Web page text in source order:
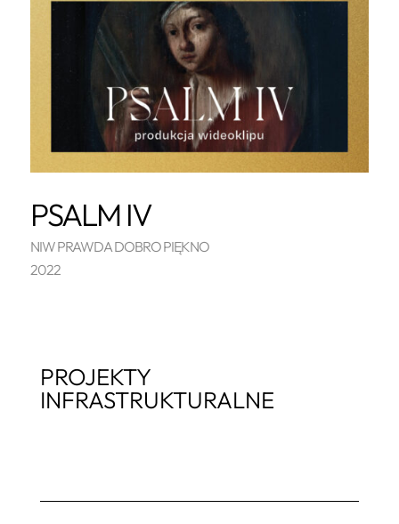
PSALM IV
NIW PRAWDA DOBRO PIĘKNO
2022
PROJEKTY
INFRASTRUKTURALNE